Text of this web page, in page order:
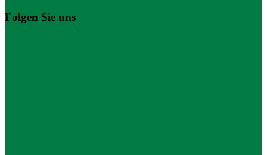
Folgen Sie uns